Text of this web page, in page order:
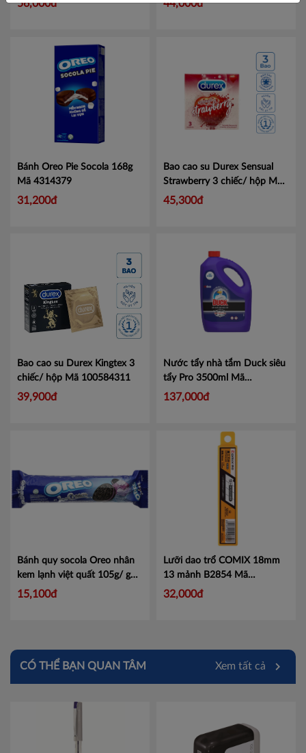
Ninh Thuận
Phú Yên
Quảng Bình
Quảng Nam
Quảng Ngãi
Bạc Liêu
Bến Tre
Bình Phước
Cà Mau
Kiên Giang
Long An
Tây Ninh
Tiền Giang
Hải Dương
56,000đ 44,000đ
Bánh Oreo Pie Socola 168g
Mã 4314379
31,200đ
Bao cao su Durex Sensual
Strawberry 3 chiếc/ hộp Mã
101007407
45,300đ
Bao cao su Durex Kingtex 3
chiếc/ hộp Mã 100584311
39,900đ
Nước tẩy nhà tắm Duck siêu
tẩy Pro 3500ml
Mã
101114398
137,000đ
Bánh quy socola Oreo nhân
kem lạnh việt quất 105g/ gói
Mã 4326425
15,100đ
Lưỡi dao trổ COMIX 18mm
13 mảnh B2854 Mã
CMB2854
32,000đ
CÓ THỂ BẠN QUAN TÂM Xem tất cả